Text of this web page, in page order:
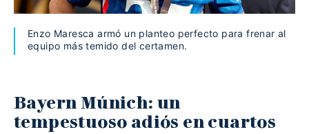
Enzo Maresca armó un planteo perfecto para frenar al
equipo más temido del certamen.
Bayern Múnich: un
tempestuoso adiós en cuartos